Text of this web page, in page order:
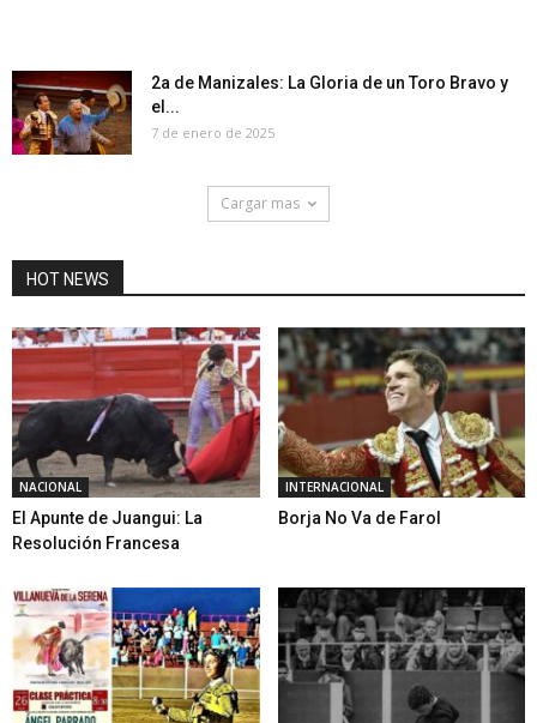
2a de Manizales: La Gloria de un Toro Bravo y
el...
7 de enero de 2025
Cargar mas
HOT NEWS
NACIONAL
El Apunte de Juangui: La
Resolución Francesa
INTERNACIONAL
Borja No Va de Farol